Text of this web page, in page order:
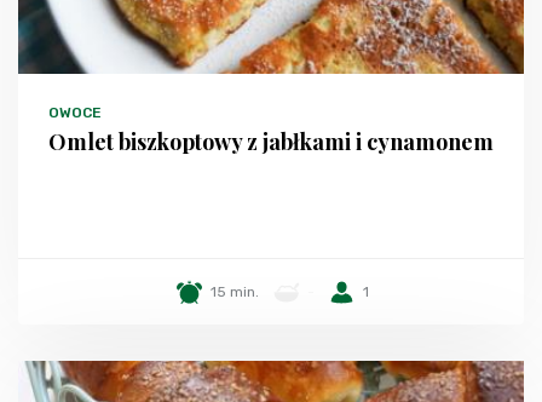
OWOCE
Omlet biszkoptowy z jabłkami i cynamonem
15 min. 1